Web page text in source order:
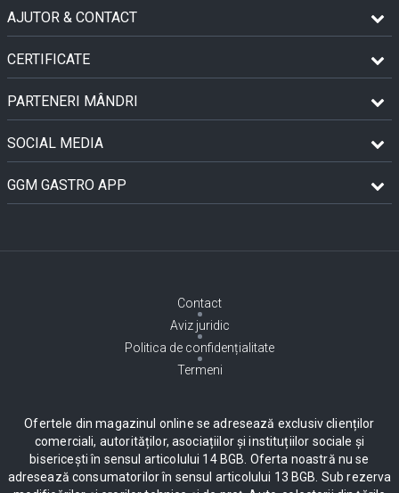
AJUTOR & CONTACT
CERTIFICATE
PARTENERI MÂNDRI
SOCIAL MEDIA
GGM GASTRO APP
Contact
Aviz juridic
Politica de confidențialitate
Termeni
Ofertele din magazinul online se adresează exclusiv clienților
comerciali, autorităților, asociațiilor și instituțiilor sociale și
bisericești în sensul articolului 14 BGB. Oferta noastră nu se
adresează consumatorilor în sensul articolului 13 BGB. Sub rezerva